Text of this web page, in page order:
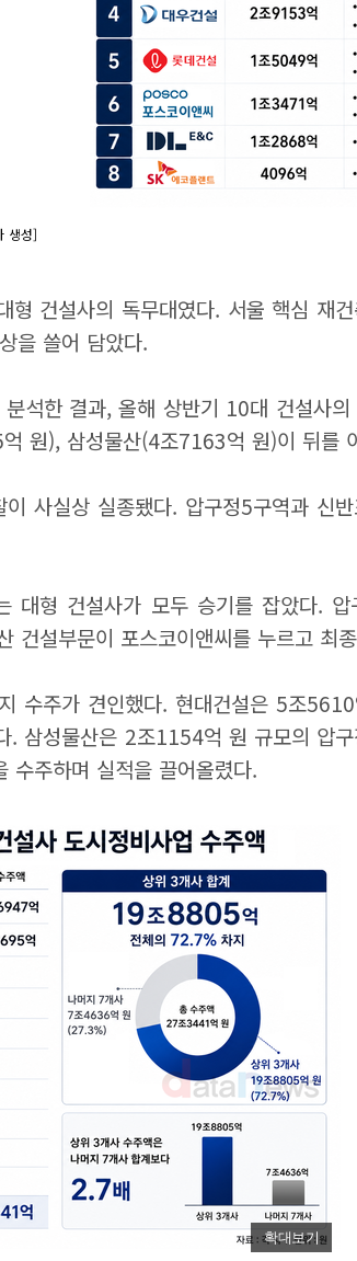
생성]
형 건설사의 독무대였다. 서울 핵심 재
을 쓸어 담았다.
석한 결과, 올해 상반기 10대 건설사
원), 삼성물산(4조7163억 원)이 뒤
사실상 실종됐다. 압구정5구역과 신
대형 건설사가 모두 승기를 잡았다.
건설부문이 포스코이앤씨를 누르고 최
수주가 견인했다. 현대건설은 5조
. 삼성물산은 2조1154억 원 규모의 압
주하며 실적을 끌어올렸다.
확대보기